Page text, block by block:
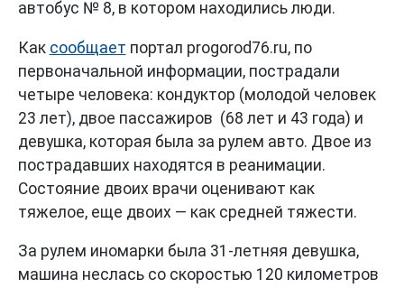
автобус № 8, в котором находились люди.
Как сообщает портал progorod76.ru, по
первоначальной информации, пострадали
четыре человека: кондуктор (молодой человек
23 лет), двое пассажиров (68 лет и 43 года) и
девушка, которая была за рулем авто. Двое из
пострадавших находятся в реанимации.
Состояние двоих врачи оценивают как
тяжелое, еще двоих — как средней тяжести.
За рулем иномарки была 31-летняя девушка,
машина неслась со скоростью 120 километров